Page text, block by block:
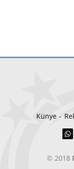
Künye
© 2018